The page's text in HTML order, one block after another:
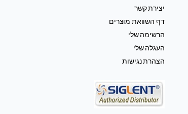
יצירת קשר
דף השוואת מוצרים
הרשימה שלי
העגלה שלי
הצהרת נגישות